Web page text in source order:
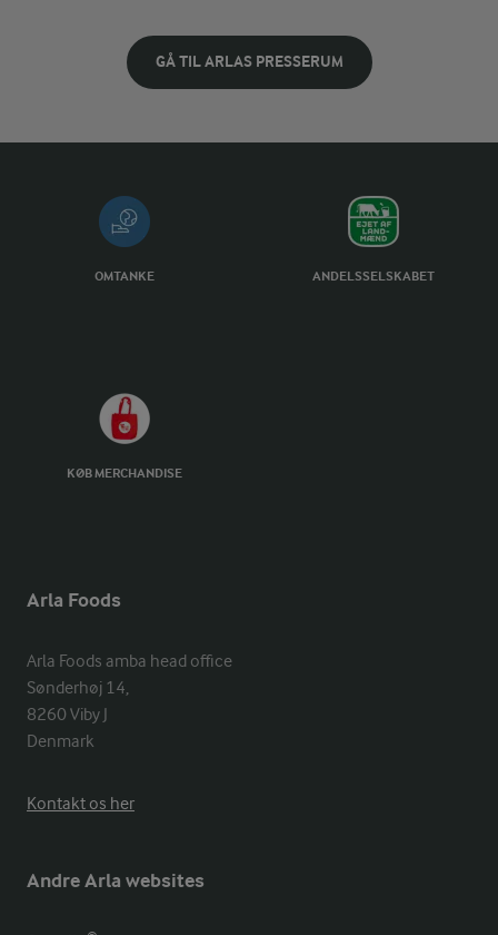
GÅ TIL ARLAS PRESSERUM
OMTANKE ANDELSSELSKABET
KØB MERCHANDISE
Arla Foods
Arla Foods amba head office
Sønderhøj 14,
8260 Viby J
Denmark
Kontakt os her
Andre Arla websites